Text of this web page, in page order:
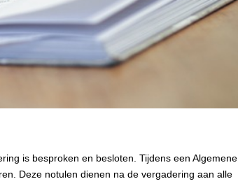
is besproken en besloten. Tijdens een Algemene
Deze notulen dienen na de vergadering aan alle